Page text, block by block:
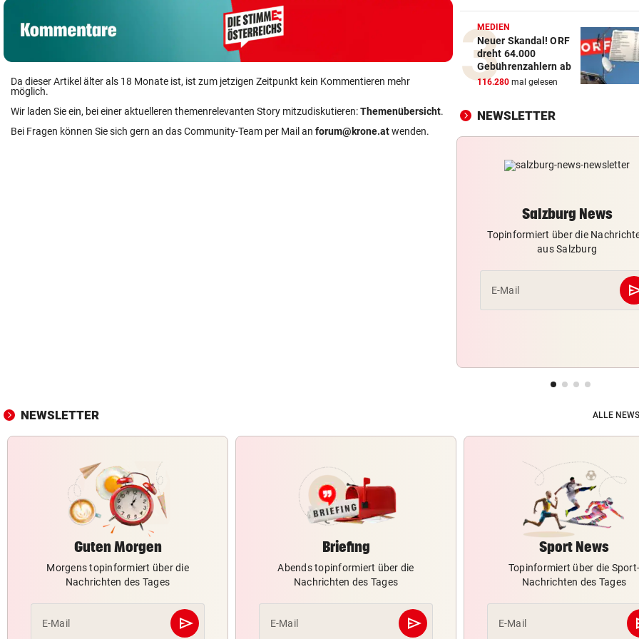
Da dieser Artikel älter als 18 Monate ist, ist zum jetzigen Zeitpunkt kein Kommentieren mehr
möglich.
Wir laden Sie ein, bei einer aktuelleren themenrelevanten Story mitzudiskutieren:Themenübersicht.
Bei Fragen können Sie sich gern an das Community-Team per Mail an forum@krone.atwenden.
Salzburg-Talent verletzte
früh im Spiel
RETTUNGSEINSATZ vor 20
Zwei Biker stürzten auf der
DREIMAL SO VIELE KÜHE
Dürre bringt jetzt auch
Schlachthöfe ans Limit
Urlauber-Kolonne rollt: Stau
Blockabfertigung
MEDIEN
Neuer Skandal! ORF
dreht 64.000
Gebührenzahlern ab
116.280 mal gelesen
NEWSLETTER
Salzburg News
Topinformiert über die
aus Salzburg
E-Mail
NEWSLETTER ALLE
Guten Morgen
Morgens topinformiert über die
Nachrichten des Tages
E-Mail send
Abschicken
Briefing
Abends topinformiert über die
Nachrichten des Tages
E-Mail send
Abschicken
Sport News
Topinformiert über die Sport-
Nachrichten des Tages
E-Mail